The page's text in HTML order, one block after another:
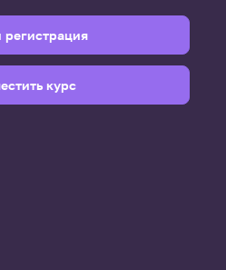
регистрация
курс